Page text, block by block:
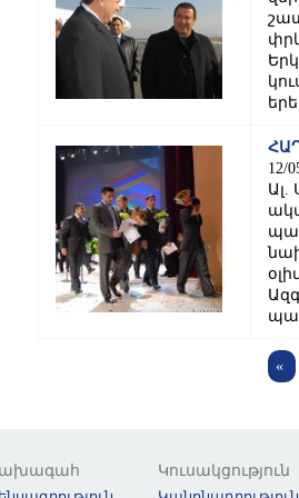
12/
Ալ.
«
Կուսակցություն